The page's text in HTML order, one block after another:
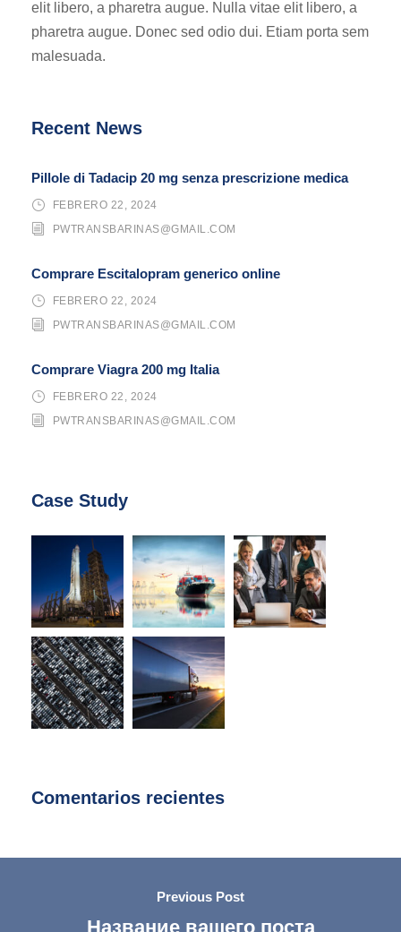
elit libero, a pharetra augue. Nulla vitae elit libero, a
pharetra augue. Donec sed odio dui. Etiam porta sem
malesuada.
Recent News
Pillole di Tadacip 20 mg senza prescrizione medica
FEBRERO 22, 2024
PWTRANSBARINAS@GMAIL.COM
Comprare Escitalopram generico online
FEBRERO 22, 2024
PWTRANSBARINAS@GMAIL.COM
Comprare Viagra 200 mg Italia
FEBRERO 22, 2024
PWTRANSBARINAS@GMAIL.COM
Case Study
Comentarios recientes
Previous Post
Название вашего поста